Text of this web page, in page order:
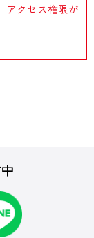
アクセス権限が